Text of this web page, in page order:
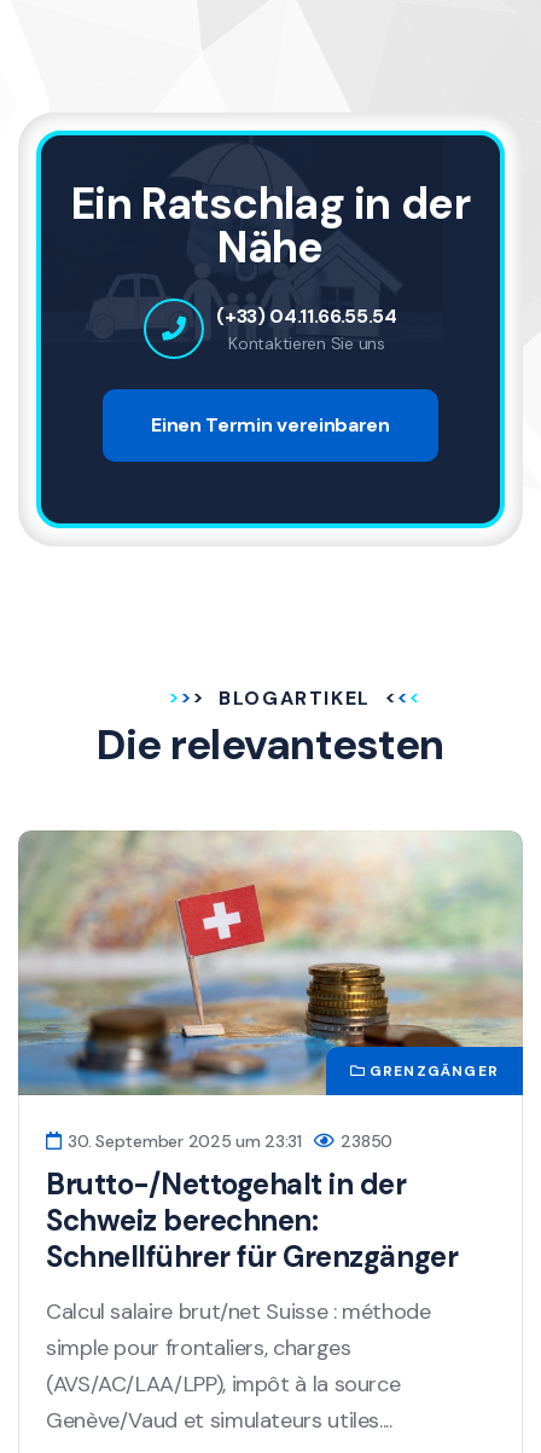
Ein Ratschlag in der
Nähe
(+33) 04.11.66.55.54
Kontaktieren Sie uns
Einen Termin vereinbaren
BLOGARTIKEL
Die relevantesten
GRENZGÄNGER
30. September 2025 um 23:31 23850
Brutto-/Nettogehalt in der
Schweiz berechnen:
Schnellführer für Grenzgänger
Calcul salaire brut/net Suisse : méthode
simple pour frontaliers, charges
(AVS/AC/LAA/LPP), impôt à la source
Genève/Vaud et simulateurs utiles....